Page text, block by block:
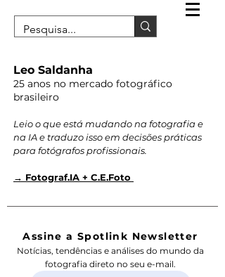
Leo Saldanha
25 anos no mercado fotográfico
brasileiro
Leio o que está mudando na fotografia e
na IA e traduzo isso em decisões práticas
para fotógrafos profissionais.
→ Fotograf.IA + C.E.Foto
Assine a Spotlink Newsletter
Notícias, tendências e análises do mundo da
fotografia direto no seu e-mail.